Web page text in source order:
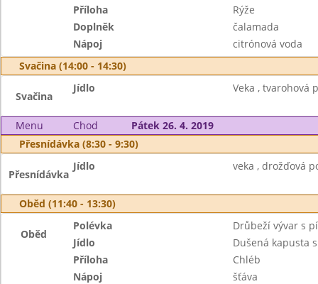
Příloha
Rýže
Doplněk
čalamada
Nápoj
citrónová voda
Svačina (14:00 - 14:30)
Svačina
Jídlo Veka , tvarohová
Menu Chod
Pátek 26. 4. 2019
Přesnídávka (8:30 - 9:30)
Přesnídávka
Jídlo veka , drožďová
Oběd (11:40 - 13:30)
Oběd
Polévka
Drůbeží vývar s
Jídlo
Dušená kapusta
Příloha
Chléb
Nápoj
šťáva